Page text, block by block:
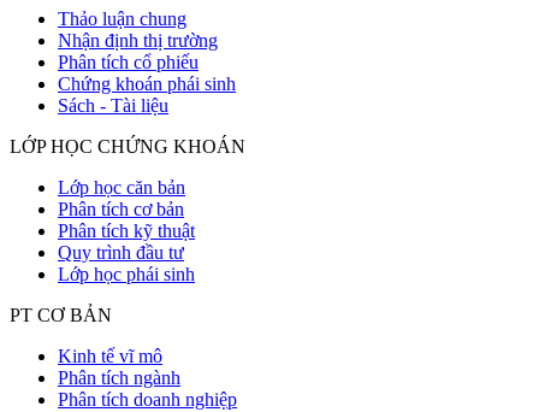
Thảo luận chung
Nhận định thị trường
Phân tích cổ phiếu
Chứng khoán phái sinh
Sách - Tài liệu
LỚP HỌC CHỨNG KHOÁN
Lớp học căn bản
Phân tích cơ bản
Phân tích kỹ thuật
Quy trình đầu tư
Lớp học phái sinh
PT CƠ BẢN
Kinh tế vĩ mô
Phân tích ngành
Phân tích doanh nghiệp